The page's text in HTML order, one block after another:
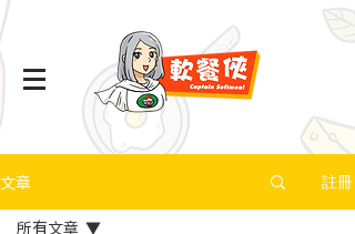
文章 註冊
所有文章